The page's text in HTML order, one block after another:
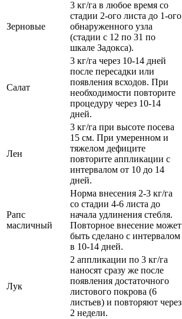
Зерновые
3 кг/га в любое время со
стадии 2-ого листа до 1-ого
обнаруженного узла
(стадии с 12 по 31 по
шкале Задокса).
Салат
3 кг/га через 10-14 дней
после пересадки или
появления всходов. При
необходимости повторите
процедуру через 10-14
дней.
Лен
3 кг/га при высоте посева
15 см. При умеренном и
тяжелом дефиците
повторите аппликации с
интервалом от 10 до 14
дней.
Рапс
масличный
Норма внесения 2-3 кг/га
со стадии 4-6 листа до
начала удлинения стебля.
Повторное внесение может
быть сделано с интервалом
в 10-14 дней.
Лук
2 аппликации по 3 кг/га
наносят сразу же после
появления достаточного
листового покрова (6
листьев) и повторяют через
2 недели.